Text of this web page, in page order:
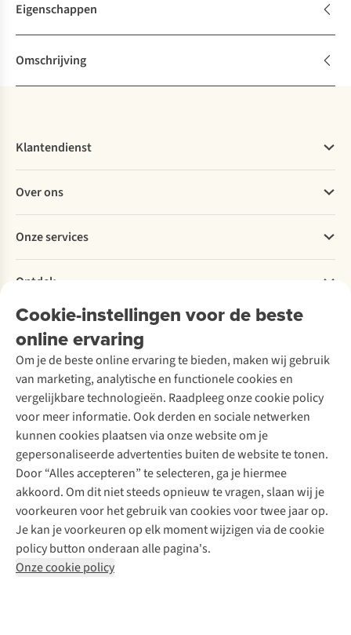
Eigenschappen
Omschrijving
Cookie-instellingen voor de beste
online ervaring
Om je de beste online ervaring te bieden, maken wij gebruik
van marketing, analytische en functionele cookies en
vergelijkbare technologieën. Raadpleeg onze cookie policy
voor meer informatie. Ook derden en sociale netwerken
kunnen cookies plaatsen via onze website om je
gepersonaliseerde advertenties buiten de website te tonen.
Door “Alles accepteren” te selecteren, ga je hiermee
akkoord. Om dit niet steeds opnieuw te vragen, slaan wij je
voorkeuren voor het gebruik van cookies voor twee jaar op.
Je kan je voorkeuren op elk moment wijzigen via de cookie
policy button onderaan alle pagina's.
Onze cookie policy
Klantendienst
Bestellen
Betalen
Levering
Retourneren
Bestelling herroepen
Garantie
Contact
Over ons
Explore More
Verantwoord ondernemen
Over Ayacucho
Onze winkels
Over A.S.Adventure
Toegankelijkheidsverklaring
Onze services
Ski-onderhoud
Wasservice
Schoenonderhoud
Schoenherstelling
Kledingherstelling
Retouches
Voor bedrijven
Ontdek
A.S.Magazine
Podcast
Explore Academy
Explore Camp
Gear Check
Inspiratie & advies
Meld je aan voor de nieuwsbrief
Follow us
Disclaimer Privacy Policy
Algemene voorwaarden
Cookie Policy